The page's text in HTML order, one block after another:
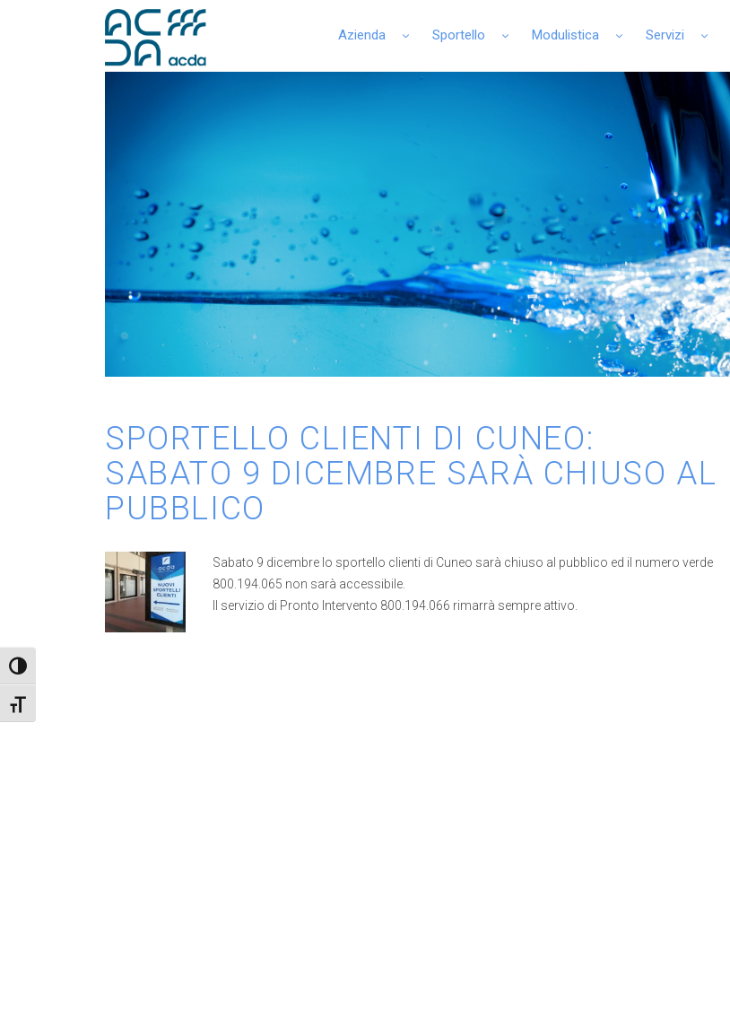
Attiva/disattiva alto contrasto
Attiva/disattiva dimensione testo
Azienda Sportello Modulistica Servizi
SPORTELLO CLIENTI DI CUNEO:
SABATO 9 DICEMBRE SARÀ CHIUSO AL
PUBBLICO
Sabato 9 dicembre lo sportello clienti di Cuneo sarà chiuso al pubblico ed il numero verde
800.194.065 non sarà accessibile.
Il servizio di Pronto Intervento 800.194.066 rimarrà sempre attivo.